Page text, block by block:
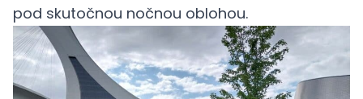
pod skutočnou nočnou oblohou.